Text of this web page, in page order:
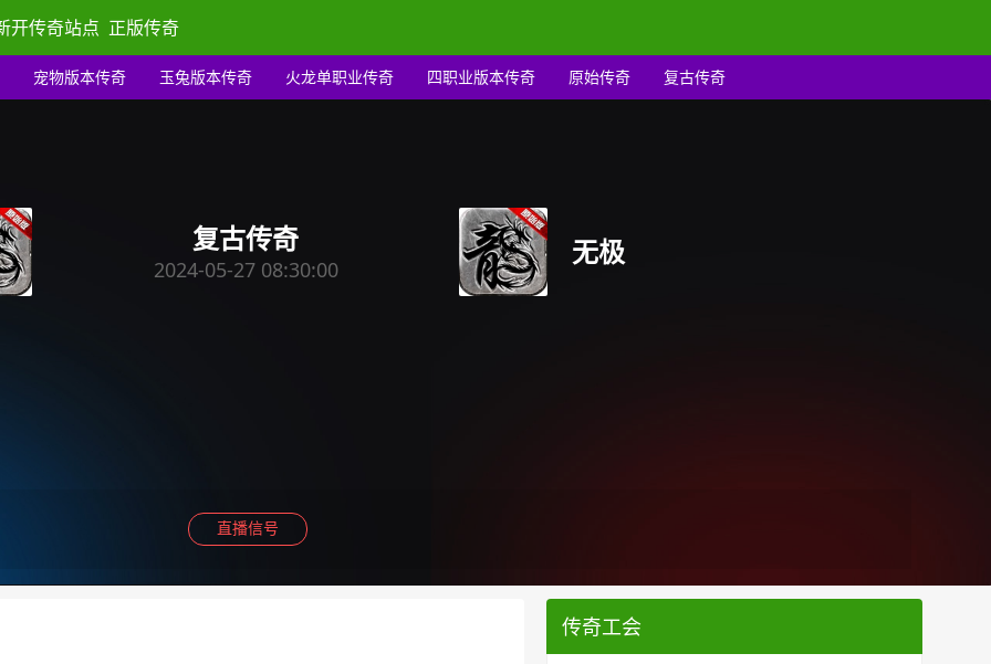
开传奇站点 正版传奇
宠物版本传奇 玉兔版本传奇 火龙单职业传奇 四职业版本传奇 原始传奇 复古传奇
复古传奇
2024-05-27 08:30:00 无极
直播信号
传奇工会